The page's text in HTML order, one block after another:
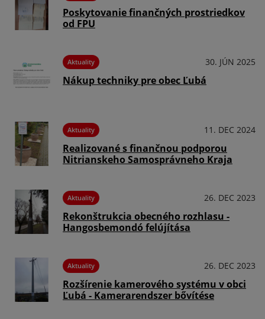
Poskytovanie finančných prostriedkov
od FPU
Aktuality 30. JÚN 2025
Nákup techniky pre obec Ľubá
Aktuality 11. DEC 2024
Realizované s finančnou podporou
Nitrianskeho Samosprávneho Kraja
Aktuality 26. DEC 2023
Rekonštrukcia obecného rozhlasu -
Hangosbemondó felújítása
Aktuality 26. DEC 2023
Rozšírenie kamerového systému v obci
Ľubá - Kamerarendszer bővítése